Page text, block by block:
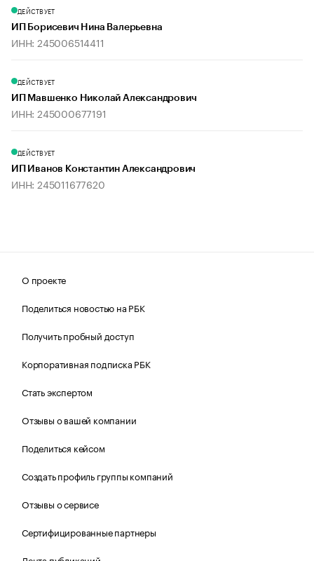
ДЕЙСТВУЕТ
ИП Борисевич Нина Валерьевна
ИНН: 245006514411
ДЕЙСТВУЕТ
ИП Мавшенко Николай Александрович
ИНН: 245000677191
ДЕЙСТВУЕТ
ИП Иванов Константин Александрович
ИНН: 245011677620
О проекте
Поделиться новостью на РБК
Получить пробный доступ
Корпоративная подписка РБК
Стать экспертом
Отзывы о вашей компании
Поделиться кейсом
Создать профиль группы компаний
Отзывы о сервисе
Сертифицированные партнеры